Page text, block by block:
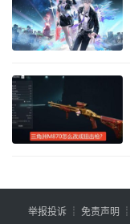
举报投诉 ┊ 免责声明 ┊